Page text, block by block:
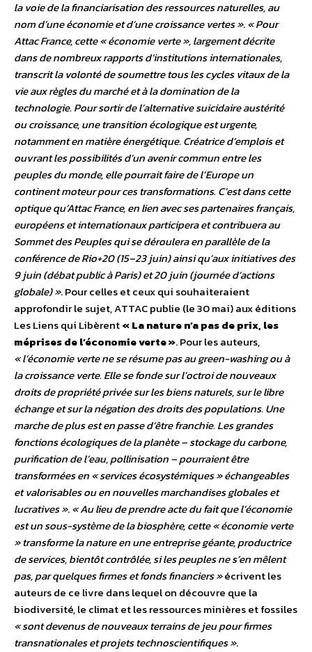
la voie de la financiarisation des ressources naturelles, au
nom d’une économie et d’une croissance vertes ».« Pour
Attac France, cette « économie verte », largement décrite
dans de nombreux rapports d’institutions internationales,
transcrit la volonté de soumettre tous les cycles vitaux de la
vie aux règles du marché et à la domination de la
technologie. Pour sortir de l’alternative suicidaire austérité
ou croissance, une transition écologique est urgente,
notamment en matière énergétique. Créatrice d’emplois et
ouvrant les possibilités d’un avenir commun entre les
peuples du monde, elle pourrait faire de l’Europe un
continent moteur pour ces transformations. C’est dans cette
optique qu’Attac France, en lien avec ses partenaires français,
européens et internationaux participera et contribuera au
Sommet des Peuples qui se déroulera en parallèle de la
conférence de Rio+20 (15–23 juin) ainsi qu’aux initiatives des
9 juin (débat public à Paris) et 20 juin (journée d’actions
globale) ». Pour celles et ceux qui souhaiteraient
approfondir le sujet, ATTAC publie (le 30 mai) aux éditions
Les Liens qui Libèrent« La nature n’a pas de prix, les
méprises de l’économie verte ». Pour les auteurs,
« l’économie verte ne se résume pas au green-washing ou à
la croissance verte. Elle se fonde sur l’octroi de nouveaux
droits de propriété privée sur les biens naturels, sur le libre
échange et sur la négation des droits des populations. Une
marche de plus est en passe d’être franchie. Les grandes
fonctions écologiques de la planète – stockage du carbone,
purification de l’eau, pollinisation – pourraient être
transformées en « services écosystémiques » échangeables
et valorisables ou en nouvelles marchandises globales et
lucratives ».« Au lieu de prendre acte du fait que l’économie
est un sous-système de la biosphère, cette « économie verte
» transforme la nature en une entreprise géante, productrice
de services, bientôt contrôlée, si les peuples ne s’en mêlent
pas, par quelques firmes et fonds financiers »écrivent les
auteurs de ce livre dans lequel on découvre que la
biodiversité, le climat et les ressources minières et fossiles
« sont devenus de nouveaux terrains de jeu pour firmes
transnationales et projets technoscientifiques ».